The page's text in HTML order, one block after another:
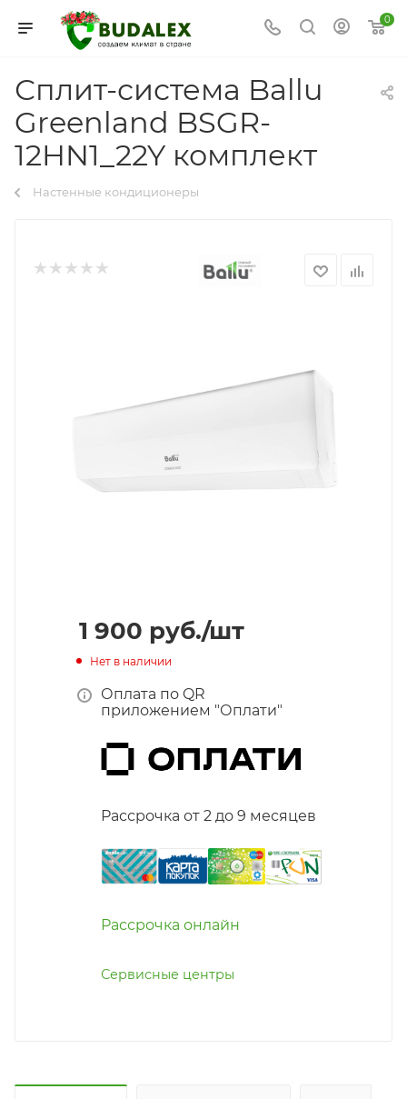
0
Сплит-система Ballu
Greenland BSGR-
12HN1_22Y комплект
Настенные кондиционеры
1 900 руб./шт
Нет в наличии
Оплата по QR
приложением "Оплати"
Рассрочка от 2 до 9 месяцев
Рассрочка онлайн
Сервисные центры